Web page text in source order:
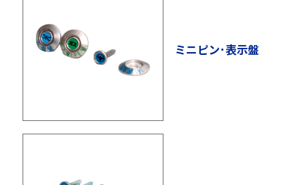
ミニピン･表示盤